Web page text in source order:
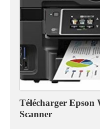
Télécharger Epson
Scanner